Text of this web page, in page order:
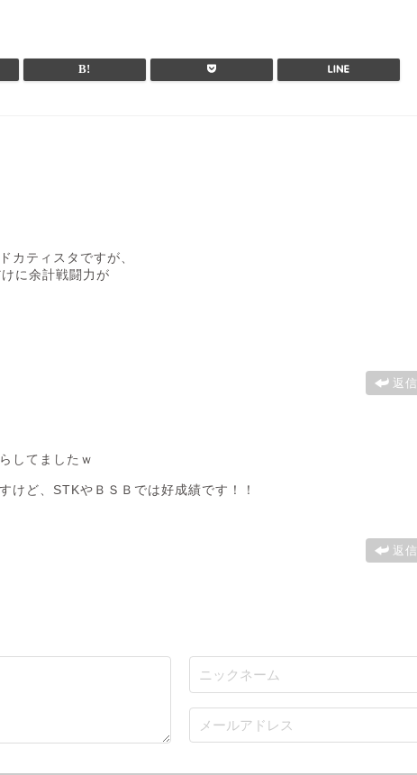
カティスタですが、
に余計戦闘力が
返信
してましたｗ
けど、STKやＢＳＢでは好成績です！！
返信